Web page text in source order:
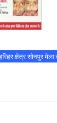
क्षेत्र सोनपुर